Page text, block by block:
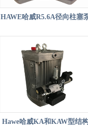
HAWE哈威R5.6A径向柱塞
Hawe哈威KA和KAW型结